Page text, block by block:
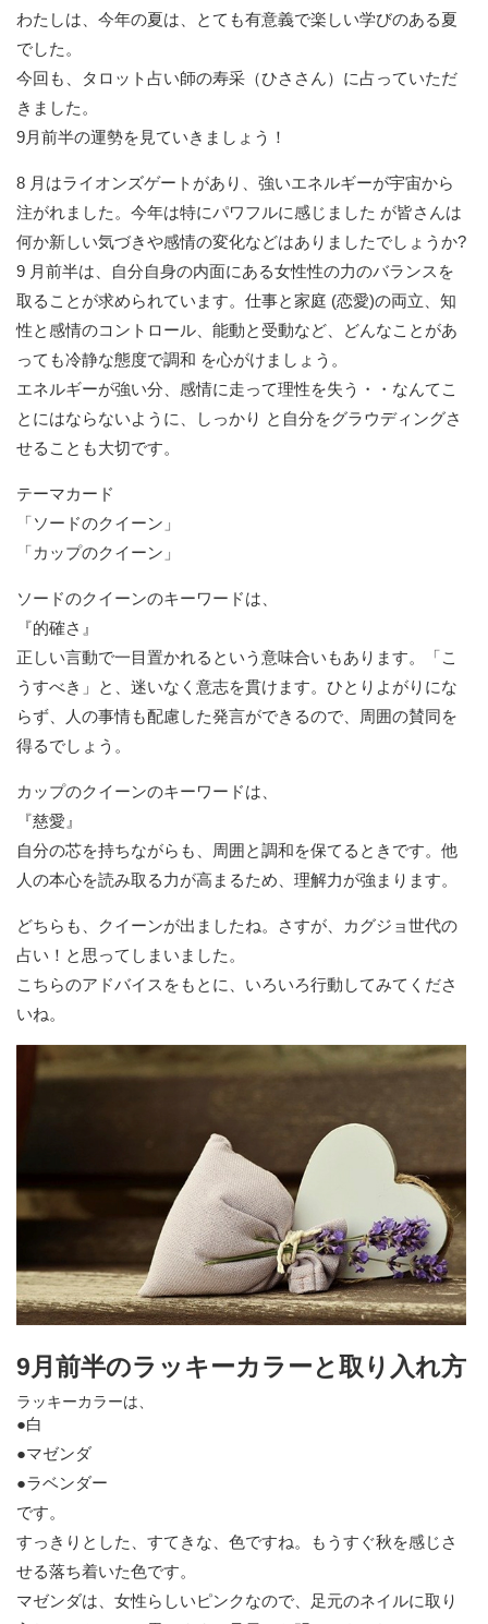
わたしは、今年の夏は、とても有意義で楽しい学びのある夏
でした。
今回も、タロット占い師の寿采（ひささん）に占っていただ
きました。
9月前半の運勢を見ていきましょう！
8 月はライオンズゲートがあり、強いエネルギーが宇宙から
注がれました。今年は特にパワフルに感じました が皆さんは
何か新しい気づきや感情の変化などはありましたでしょうか?
9 月前半は、自分自身の内面にある女性性の力のバランスを
取ることが求められています。仕事と家庭 (恋愛)の両立、知
性と感情のコントロール、能動と受動など、どんなことがあ
っても冷静な態度で調和 を心がけましょう。
エネルギーが強い分、感情に走って理性を失う・・なんてこ
とにはならないように、しっかり と自分をグラウディングさ
せることも大切です。
テーマカード
「ソードのクイーン」
「カップのクイーン」
ソードのクイーンのキーワードは、
『的確さ』
正しい言動で一目置かれるという意味合いもあります。「こ
うすべき」と、迷いなく意志を貫けます。ひとりよがりにな
らず、人の事情も配慮した発言ができるので、周囲の賛同を
得るでしょう。
カップのクイーンのキーワードは、
『慈愛』
自分の芯を持ちながらも、周囲と調和を保てるときです。他
人の本心を読み取る力が高まるため、理解力が強まります。
どちらも、クイーンが出ましたね。さすが、カグジョ世代の
占い！と思ってしまいました。
こちらのアドバイスをもとに、いろいろ行動してみてくださ
いね。
9月前半のラッキーカラーと取り入れ方
ラッキーカラーは、
●白
●マゼンダ
●ラベンダー
です。
すっきりとした、すてきな、色ですね。もうすぐ秋を感じさ
せる落ち着いた色です。
マゼンダは、女性らしいピンクなので、足元のネイルに取り